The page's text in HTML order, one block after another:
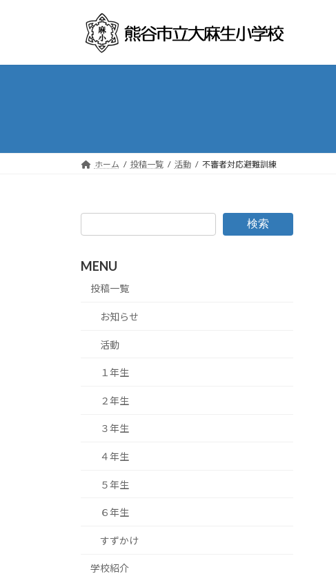
プ
動
ホーム 投稿一覧 活動 不審者対応避難訓練
検索
MENU
投稿一覧
お知らせ
活動
１年生
２年生
３年生
４年生
５年生
６年生
すずかけ
学校紹介